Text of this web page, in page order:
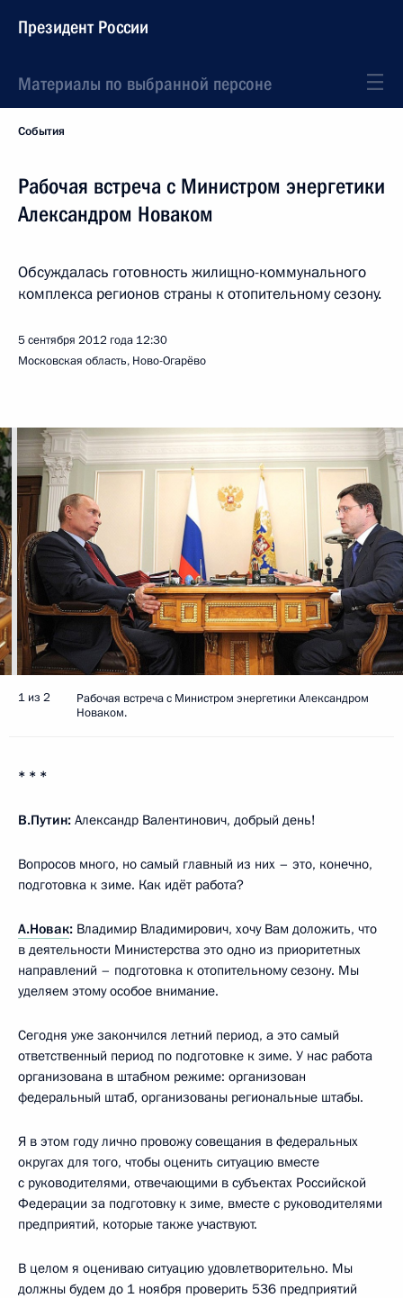
Президент России
Материалы по выбранной персоне
События
Рабочая встреча с Министром энергетики
Александром Новаком
Обсуждалась готовность жилищно-коммунального
комплекса регионов страны к отопительному сезону.
5 сентября 2012 года 12:30
Московская область, Ново-Огарёво
1 из 2
Рабочая встреча с Министром энергетики Александром
Новаком.
* * *
В.Путин: Александр Валентинович, добрый день!
Вопросов много, но самый главный из них – это, конечно,
подготовка к зиме. Как идёт работа?
А.Новак: Владимир Владимирович, хочу Вам доложить, что
в деятельности Министерства это одно из приоритетных
направлений – подготовка к отопительному сезону. Мы
уделяем этому особое внимание.
Сегодня уже закончился летний период, а это самый
ответственный период по подготовке к зиме. У нас работа
организована в штабном режиме: организован
федеральный штаб, организованы региональные штабы.
Я в этом году лично провожу совещания в федеральных
округах для того, чтобы оценить ситуацию вместе
с руководителями, отвечающими в субъектах Российской
Федерации за подготовку к зиме, вместе с руководителями
предприятий, которые также участвуют.
В целом я оцениваю ситуацию удовлетворительно. Мы
должны будем до 1 ноября проверить 536 предприятий